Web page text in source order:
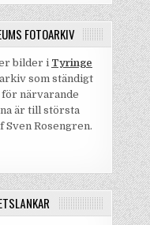
FOTOARKIV
bilder i Tyringe
som ständigt
för närvarande
är till största
Sven Rosengren.